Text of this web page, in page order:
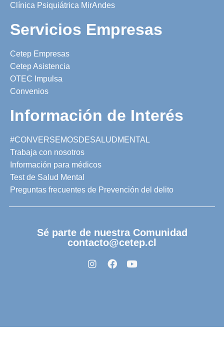
Clínica Psiquiátrica MirAndes
Servicios Empresas
Cetep Empresas
Cetep Asistencia
OTEC Impulsa
Convenios
Información de Interés
#CONVERSEMOSDESALUDMENTAL
Trabaja con nosotros
Información para médicos
Test de Salud Mental
Preguntas frecuentes de Prevención del delito
Sé parte de nuestra Comunidad
contacto@cetep.cl